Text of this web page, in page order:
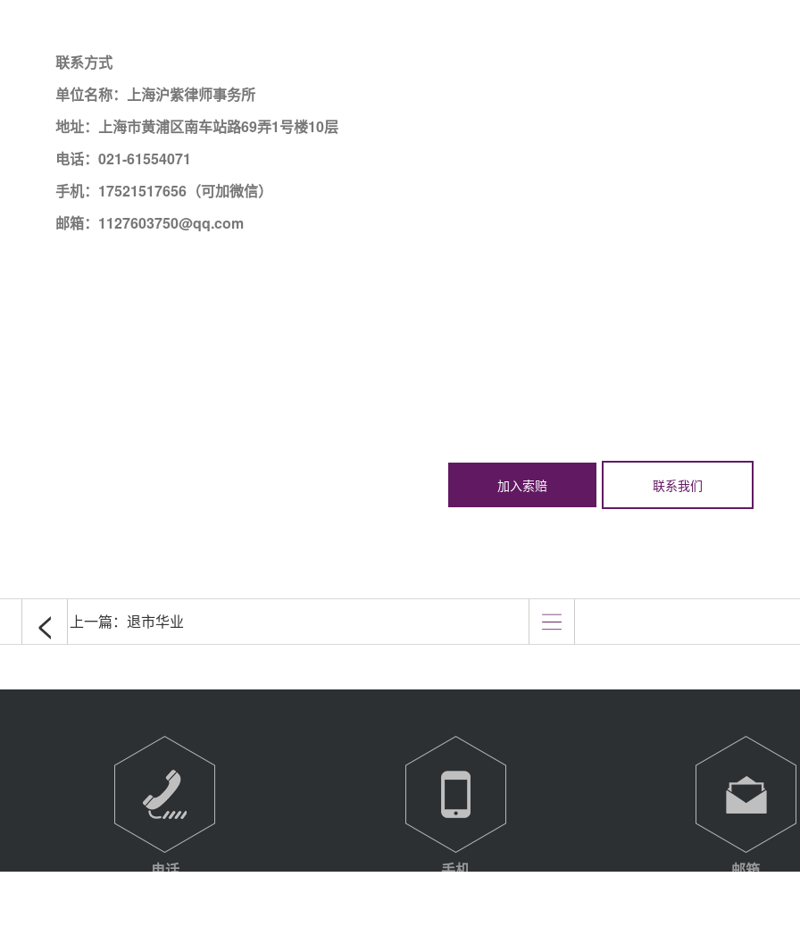
联系方式
单位名称：上海沪紫律师事务所
地址：上海市黄浦区南车站路69弄1号楼10层
电话：021-61554071
手机：17521517656（可加微信）
邮箱：1127603750@qq.com
加入索赔 联系我们
< 上一篇： 退市华业
电话
手机
邮箱